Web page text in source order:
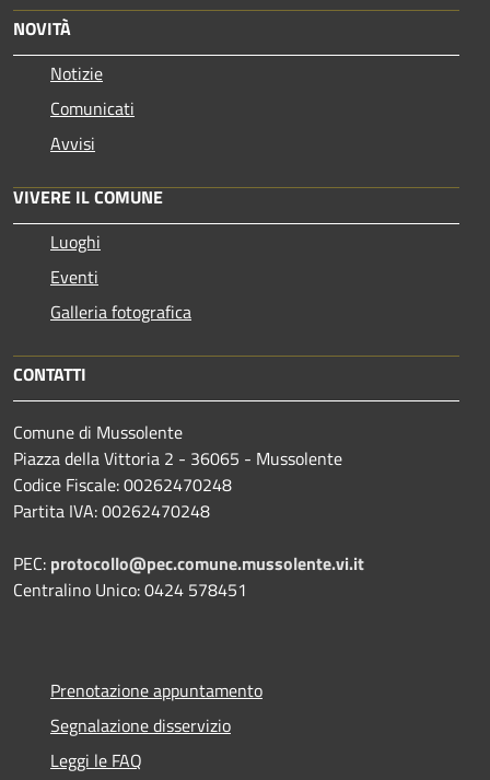
NOVITÀ
Notizie
Comunicati
Avvisi
VIVERE IL COMUNE
Luoghi
Eventi
Galleria fotografica
CONTATTI
Comune di Mussolente
Piazza della Vittoria 2 - 36065 - Mussolente
Codice Fiscale: 00262470248
Partita IVA: 00262470248
PEC: protocollo@pec.comune.mussolente.vi.it
Centralino Unico: 0424 578451
Prenotazione appuntamento
Segnalazione disservizio
Leggi le FAQ